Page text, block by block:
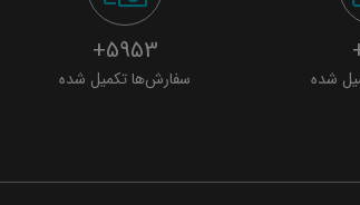
شده
5953+
سفارش‌ها تکمیل شده